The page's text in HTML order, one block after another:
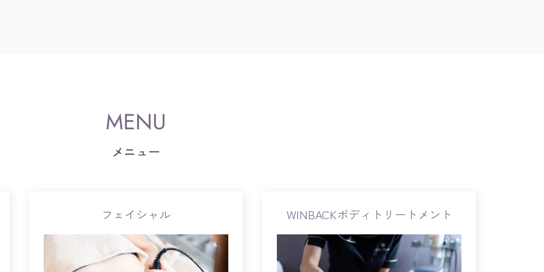
メニュー
フェイシャル WINBACKボディトリートメント